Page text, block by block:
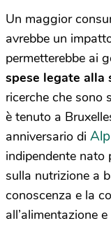
Un maggior
avrebbe un
permetterebbe ai
spese legate alla
ricerche che sono
è tenuto a
anniversario di
indipendente nato
sulla nutrizione a
conoscenza e la
all’alimentazione